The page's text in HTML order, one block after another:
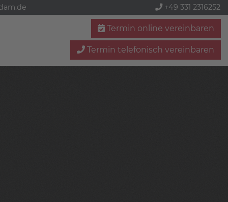
+49 331 2316252
Termin online vereinbaren
Termin telefonisch vereinbaren